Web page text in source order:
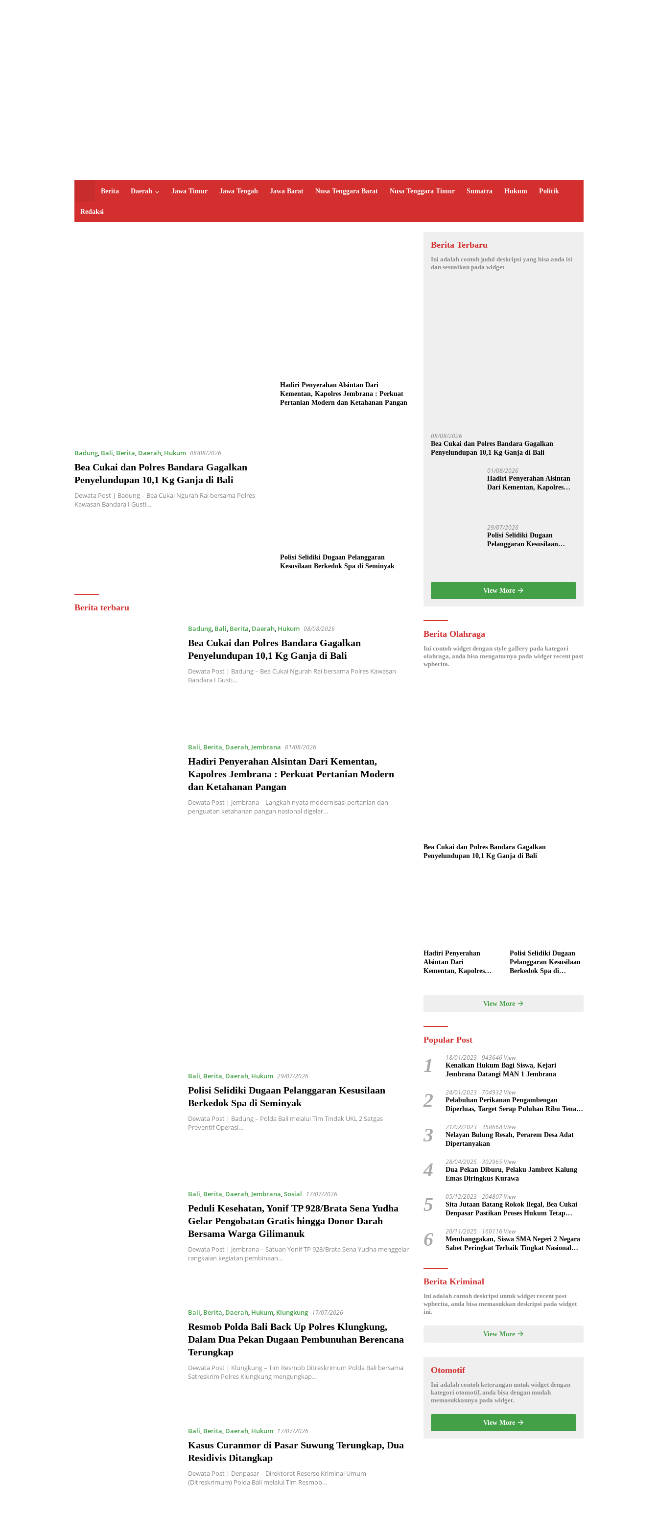
m
e
Berita Daerah Jawa Timur Jawa Tengah Jawa Barat Nusa Tenggara Barat Nusa Tenggara Timur Sumatra Hukum Politik
Redaksi
Badung, Bali, Berita, Daerah, Hukum 08/08/2026
Bea Cukai dan Polres Bandara Gagalkan
Penyelundupan 10,1 Kg Ganja di Bali
Dewata Post | Badung – Bea Cukai Ngurah Rai bersama Polres
Kawasan Bandara I Gusti…
Hadiri Penyerahan Alsintan Dari
Kementan, Kapolres Jembrana : Perkuat
Pertanian Modern dan Ketahanan Pangan
Polisi Selidiki Dugaan Pelanggaran
Kesusilaan Berkedok Spa di Seminyak
Dewata
Berita terbaru
Badung, Bali, Berita, Daerah, Hukum 08/08/2026
Bea Cukai dan Polres Bandara Gagalkan
Penyelundupan 10,1 Kg Ganja di Bali
Dewata Post | Badung – Bea Cukai Ngurah Rai bersama Polres Kawasan
Bandara I Gusti…
Bali, Berita, Daerah, Jembrana 01/08/2026
Hadiri Penyerahan Alsintan Dari Kementan,
Kapolres Jembrana : Perkuat Pertanian Modern
dan Ketahanan Pangan
Dewata Post | Jembrana – Langkah nyata modernisasi pertanian dan
penguatan ketahanan pangan nasional digelar…
Bali, Berita, Daerah, Hukum 29/07/2026
Polisi Selidiki Dugaan Pelanggaran Kesusilaan
Berkedok Spa di Seminyak
Dewata Post | Badung – Polda Bali melalui Tim Tindak UKL 2 Satgas
Preventif Operasi…
Bali, Berita, Daerah, Jembrana,Sosial 17/07/2026
Peduli Kesehatan, Yonif TP 928/Brata Sena Yudha
Gelar Pengobatan Gratis hingga Donor Darah
Bersama Warga Gilimanuk
Dewata Post | Jembrana – Satuan Yonif TP 928/Brata Sena Yudha menggelar
rangkaian kegiatan pembinaan…
Bali, Berita, Daerah, Hukum, Klungkung 17/07/2026
Resmob Polda Bali Back Up Polres Klungkung,
Dalam Dua Pekan Dugaan Pembunuhan Berencana
Terungkap
Dewata Post | Klungkung – Tim Resmob Ditreskrimum Polda Bali bersama
Satreskrim Polres Klungkung mengungkap…
Bali, Berita, Daerah, Hukum 17/07/2026
Kasus Curanmor di Pasar Suwung Terungkap, Dua
Residivis Ditangkap
Dewata Post | Denpasar – Direktorat Reserse Kriminal Umum
(Ditreskrimum) Polda Bali melalui Tim Resmob…
Berita Terbaru
Ini adalah contoh judul deskripsi yang bisa anda isi
dan sesuaikan pada widget
08/08/2026
Bea Cukai dan Polres Bandara Gagalkan
Penyelundupan 10,1 Kg Ganja di Bali
01/08/2026
Hadiri Penyerahan Alsintan
Dari Kementan, Kapolres
29/07/2026
Polisi Selidiki Dugaan
Pelanggaran Kesusilaan
View More
Berita Olahraga
Ini contoh widget dengan style gallery pada kategori
olahraga, anda bisa mengaturnya pada widget recent post
wpberita.
Bea Cukai dan Polres Bandara Gagalkan
Penyelundupan 10,1 Kg Ganja di Bali
Hadiri Penyerahan
Alsintan Dari
Kementan, Kapolres
Polisi Selidiki Dugaan
Pelanggaran Kesusilaan
Berkedok Spa di
View More
Popular Post
1 18/01/2023 943646 View
Kenalkan Hukum Bagi Siswa, Kejari
Jembrana Datangi MAN 1 Jembrana
2 24/01/2023 704932 View
Pelabuhan Perikanan Pengambengan
Diperluas, Target Serap Puluhan Ribu Tenaga
3 21/02/2023 358668 View
Nelayan Bulung Resah, Perarem Desa Adat
Dipertanyakan
4 28/04/2025 302965 View
Dua Pekan Diburu, Pelaku Jambret Kalung
Emas Diringkus Kurawa
5 05/12/2023 204807 View
Sita Jutaan Batang Rokok Ilegal, Bea Cukai
Denpasar Pastikan Proses Hukum Tetap
6 20/11/2025 160116 View
Membanggakan, Siswa SMA Negeri 2 Negara
Sabet Peringkat Terbaik Tingkat Nasional
Berita Kriminal
Ini adalah contoh deskripsi untuk widget recent post
wpberita, anda bisa memasukkan deskripsi pada widget
ini.
View More
Otomotif
Ini adalah contoh keterangan untuk widget dengan
kategori otomotif, anda bisa dengan mudah
memasukkannya pada widget.
View More